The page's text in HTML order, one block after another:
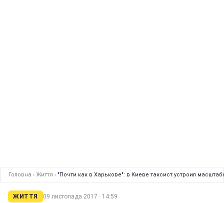
Головна › Життя › "Почти как в Харькове": в Киеве таксист устроил
ЖИТТЯ 09 листопада 2017 · 14:59